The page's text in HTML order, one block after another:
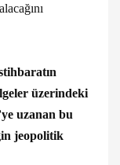
üzerindeki
uzanan bu
jeopolitik